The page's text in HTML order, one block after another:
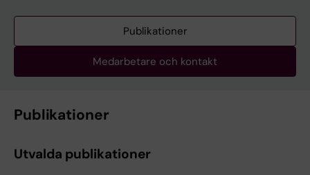
Publikationer
Medarbetare och kontakt
Publikationer
Utvalda publikationer